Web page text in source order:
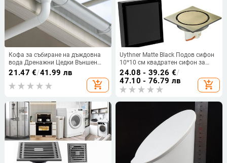
Кофа за събиране на дъждовна
вода Дренажни Цедки Външен
Адаптадор за улуци Универсален
21.47 €/41.99 лв
add_shopping_cart
Uythner Matte Black Подов сифон
10*10 см квадратен сифон за
баня Сифон за подов сифон за
баня Цетка Кухня Балкон Сифон
за под
24.08 - 39.26 €/
47.10 - 76.79 лв
add_shopping_cart